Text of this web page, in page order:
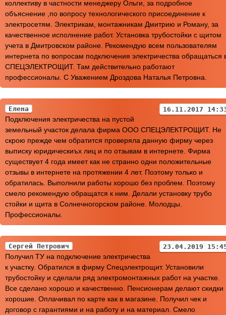
коллективу в частности менеджеру Ольги, за подробное
объяснение ,по вопросу технологического присоединение к
электросетям. Электрикам, монтажникам Дмитрию и Роману, за
качественное исполнение работ. Установка трубостойки с щитом
учета в Дмитровском районе. Рекомендую всем пользователям
интернета по вопросам подключения электричества обращаться
СПЕЦЭЛЕКТРОЩИТ. Там действительно работают
профессионалы. С Уважением Дроздова Наталья Петровна.
Елена 16.11.2017
Подключения электричества на пустой
земельный участок делала фирма ООО СПЕЦЭЛЕКТРОЩИТ. Не
скрою прежде чем обратится проверяла данную фирму через
выписку юридическиъх лиц и по отзывам в интернете. Фирма
существует 4 года имеет как не странно одни положительные
отзывы в интернете на протяжении 4 лет. Поэтому только и
обратилась. Выполнили работы хорошо без проблем. Поэтому
смело рекомендую обращатся к ним. Делали установку трубо
стойки и щита в Солнечногорском районе. Молодцы.
Профессионалы.
Сергей Петрович 23.04.2019
Получил ТУ на подключение электричества
к участку. Обратился в фирму Спецэлектрощит. Установили
трубостойку и сделали ряд электромонтажных работ на участке.
Все сделано хорошо и качественно. Пенсионерам делают скидки
хорошие. Оплачивал по карте как в магазине. Получил чек и
договор с гарантиями и на работу и на материал. Смело